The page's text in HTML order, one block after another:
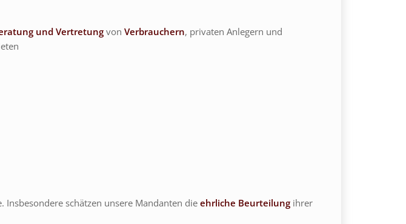
und Vertretung vonVerbrauchern, privaten Anlegern und
schätzen unsere Mandanten dieehrliche Beurteilung ihrer